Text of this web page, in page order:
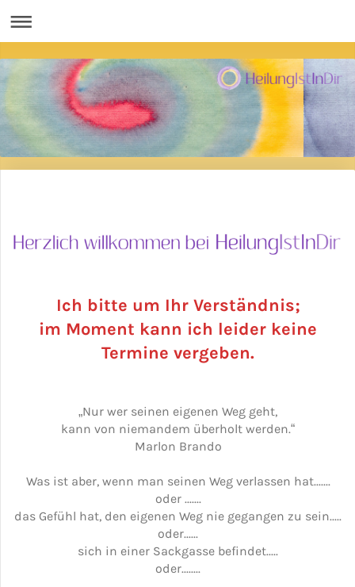
Ich bitte um Ihr Verständnis;
im Moment kann ich leider keine
Termine vergeben.
„Nur wer seinen eigenen Weg geht,
kann von niemandem überholt werden.“
Marlon Brando
Was ist aber, wenn man seinen Weg verlassen hat.......
oder .......
das Gefühl hat, den eigenen Weg nie gegangen zu sein.....
oder......
sich in einer Sackgasse befindet.....
oder........